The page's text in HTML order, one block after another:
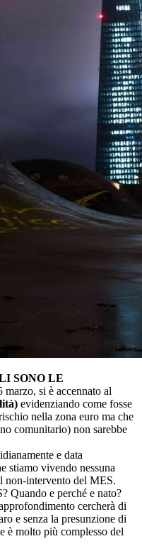
SONO LE
si è accennato al
evidenziando come fosse
nella zona euro ma che
comunitario) non sarebbe
e data
stiamo vivendo nessuna
non-intervento del MES.
Quando e perché e nato?
cercherà di
e senza la presunzione di
è molto più complesso del